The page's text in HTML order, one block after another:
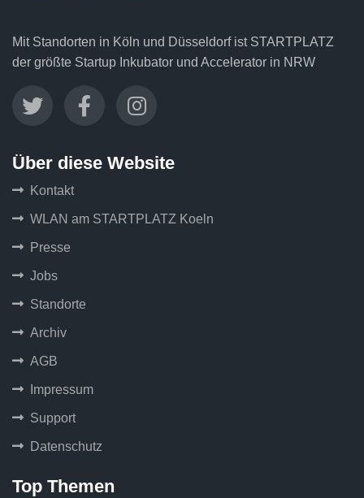
Mit Standorten in Köln und Düsseldorf ist STARTPLATZ
der größte Startup Inkubator und Accelerator in NRW
Über diese Website
Kontakt
WLAN am STARTPLATZ Koeln
Presse
Jobs
Standorte
Archiv
AGB
Impressum
Support
Datenschutz
Top Themen